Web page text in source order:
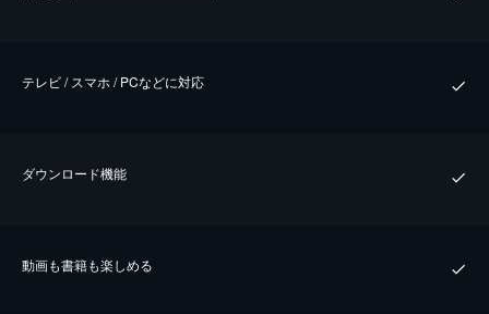
テレビ / スマホ / PCなどに対応
ダウンロード機能
動画も書籍も楽しめる